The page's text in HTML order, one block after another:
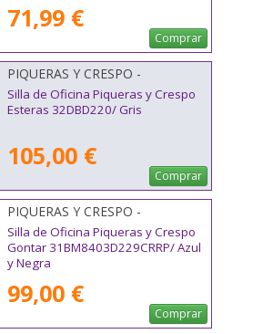
71,99 €
Comprar
PIQUERAS Y CRESPO -
32DBD220
Silla de Oficina Piqueras y Crespo
Esteras 32DBD220/ Gris
105,00 €
Comprar
PIQUERAS Y CRESPO -
31BM8403D229CRRP
Silla de Oficina Piqueras y Crespo
Gontar 31BM8403D229CRRP/ Azul
y Negra
99,00 €
Comprar